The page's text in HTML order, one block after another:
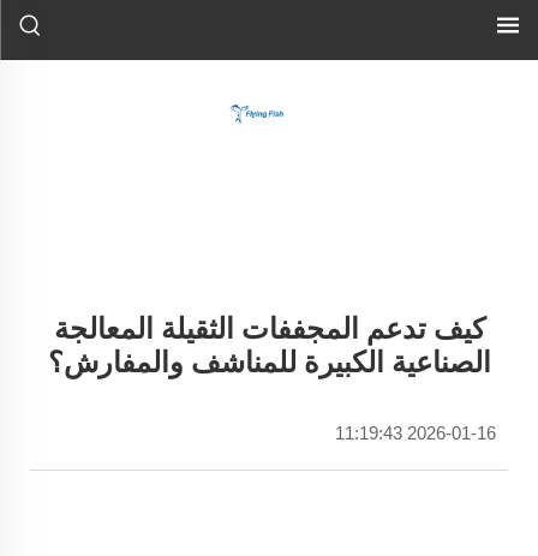
كيف تدعم المجففات الثقيلة المعالجة
الصناعية الكبيرة للمناشف والمفارش؟
2026-01-16 11:19:43